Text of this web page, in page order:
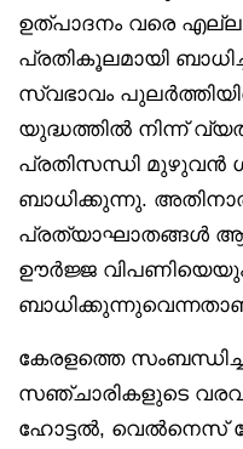
ഉത്പാദനം വരെ
പ്രതികൂലമായി
സ്വഭാവം
യുദ്ധത്തിൽ നിന്ന്
പ്രതിസന്ധി മുഴുവൻ
ബാധിക്കുന്നു.
പ്രത്യാഘാതങ്ങൾ
ഊർജ്ജ
കേരളത്തെ
സഞ്ചാരികളുടെ
ഹോട്ടൽ, വെൽനെസ്